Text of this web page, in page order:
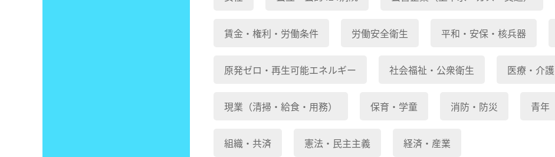
賃金・権利・労働条件 労働安全衛生 平和・安保・核兵器
原発ゼロ・再生可能エネルギー 社会福祉・公衆衛生 医療・介護
現業（清掃・給食・用務） 保育・学童 消防・防災 青年
組織・共済 憲法・民主主義 経済・産業